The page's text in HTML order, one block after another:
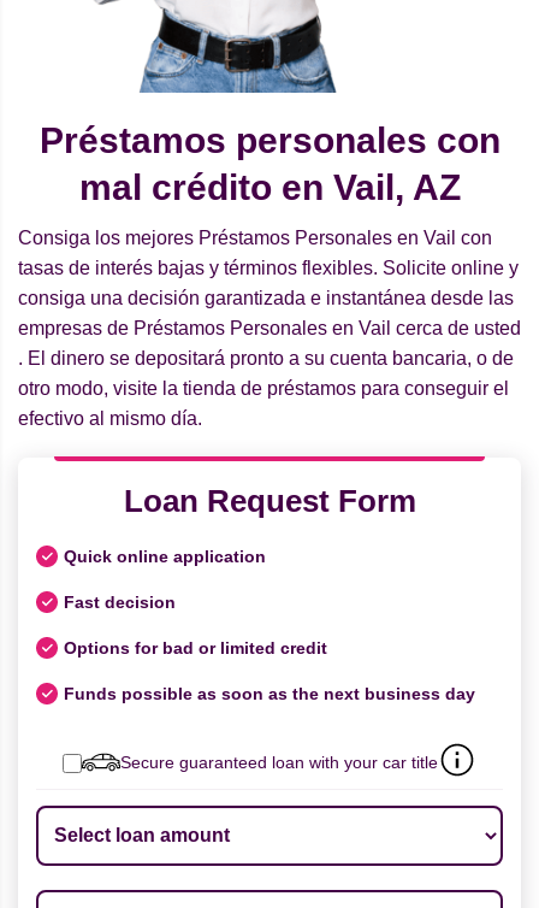
Préstamos personales con
mal crédito en Vail, AZ
Consiga los mejores Préstamos Personales en Vail con
tasas de interés bajas y términos flexibles. Solicite online y
consiga una decisión garantizada e instantánea desde las
empresas de Préstamos Personales en Vail cerca de usted
. El dinero se depositará pronto a su cuenta bancaria, o de
otro modo, visite la tienda de préstamos para conseguir el
efectivo al mismo día.
Loan Request Form
Quick online application
Fast decision
Options for bad or limited credit
Funds possible as soon as the next business day
Secure guaranteed loan with your car title